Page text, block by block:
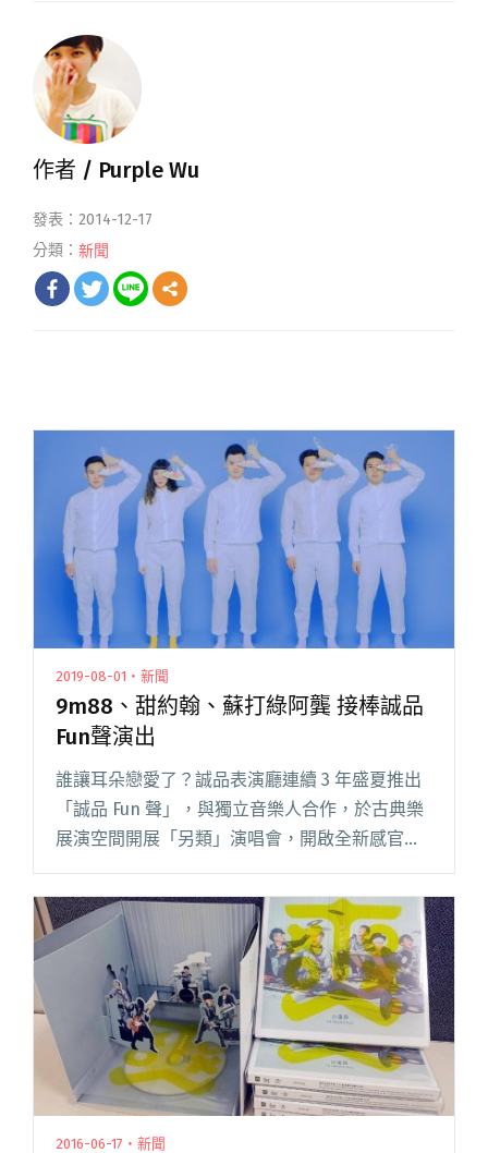
作者 / Purple Wu
發表：2014-12-17
分類： 新聞
2019-08-01・新聞
9m88、甜約翰、蘇打綠阿龔 接棒誠品
Fun聲演出
誰讓耳朵戀愛了？誠品表演廳連續 3 年盛夏推出
「誠品 Fun 聲」，與獨立音樂人合作，於古典樂
展演空間開展「另類」演唱會，開啟全新感官體
驗！ 今年以誠品 30 週年主題「夢與想像之境」
出發，將誠品表演廳打造為一座音樂夢工廠，由
3 組獨立音閱讀全文 "9m88、甜約翰、蘇打綠阿
龔 接棒誠品Fun聲演出"
2016-06-17・新聞